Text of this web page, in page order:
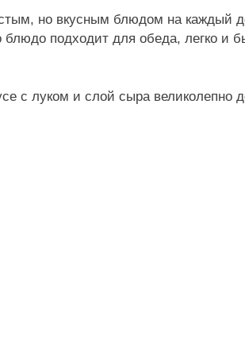
но вкусным блюдом на каждый
подходит для обеда, легко и
с луком и слой сыра великолепно